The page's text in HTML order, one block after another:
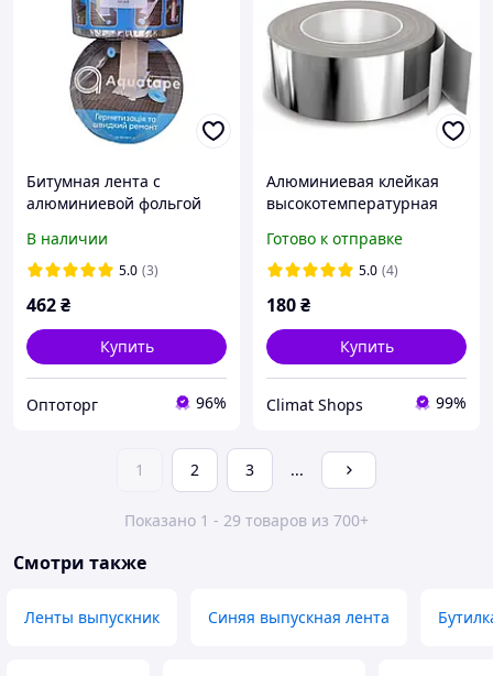
Битумная лента с
алюминиевой фольгой
Protect Украина
В наличии
5.0 (3)
462₴
Купить
Оптоторг 96%
Алюминиевая клейкая
высокотемпературная
скотч самоклеющаяся из
алюминиевой фольги
Готово к отправке
5.0 (4)
180₴
Купить
Climat Shops 99%
1 2 3 ...
Показано 1 - 29 товаров из 700+
Смотри также
Ленты выпускник Синяя выпускная лента